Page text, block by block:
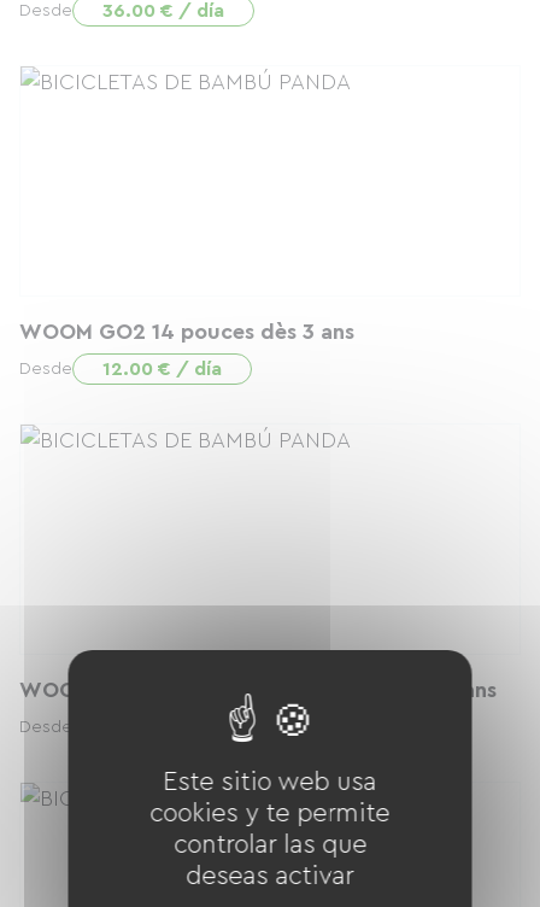
Desde 36.00 € / día
WOOM GO2 14 pouces dès 3 ans
Desde 12.00 € / día
WOOM GO3 "Automagic" 16 pouces dès 4 ans
Desde
Este sitio web usa
cookies y te permite
controlar las que
deseas activar